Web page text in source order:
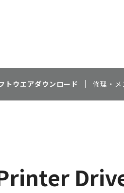
トウエアダウンロード 修理・メ
Printer